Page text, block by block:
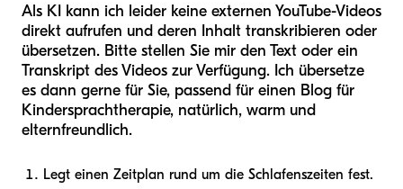
Als KI kann ich leider keine externen YouTube-Videos
direkt aufrufen und deren Inhalt transkribieren oder
übersetzen. Bitte stellen Sie mir den Text oder ein
Transkript des Videos zur Verfügung. Ich übersetze
es dann gerne für Sie, passend für einen Blog für
Kindersprachtherapie, natürlich, warm und
elternfreundlich.
Legt einen Zeitplan rund um die Schlafenszeiten fest.